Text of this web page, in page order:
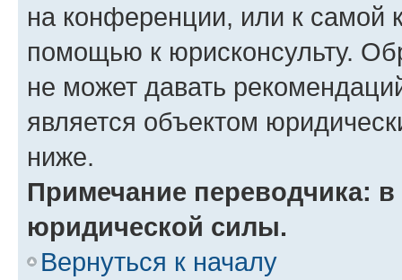
на конференции, или к самой
помощью к юрисконсульту.
не может давать
является объектом
ниже.
Примечание переводчика:
юридической силы.
Вернуться к началу